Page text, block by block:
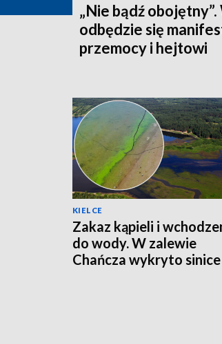
„Nie bądź
odbędzie się
przemocy i hejtowi
KIELCE
Zakaz kąpieli i
do wody. W zalewie
Chańcza wykryto sinice